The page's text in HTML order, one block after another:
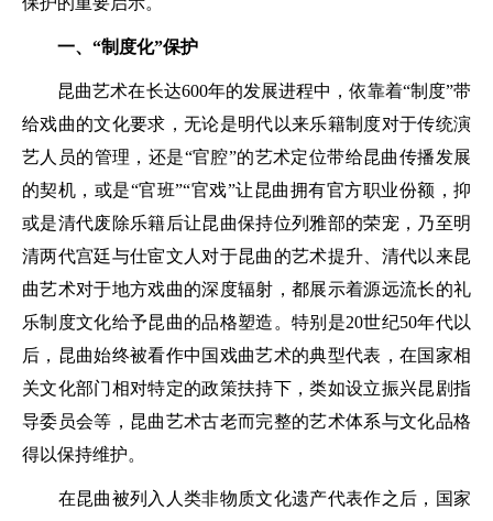
一、“制度化”保护
昆曲艺术在长达600年的发展进程中，依靠着“制度”带
给戏曲的文化要求，无论是明代以来乐籍制度对于传统演
艺人员的管理，还是“官腔”的艺术定位带给昆曲传播发展
的契机，或是“官班”“官戏”让昆曲拥有官方职业份额，抑
或是清代废除乐籍后让昆曲保持位列雅部的荣宠，乃至明
清两代宫廷与仕宦文人对于昆曲的艺术提升、清代以来昆
曲艺术对于地方戏曲的深度辐射，都展示着源远流长的礼
乐制度文化给予昆曲的品格塑造。特别是20世纪50年代以
后，昆曲始终被看作中国戏曲艺术的典型代表，在国家相
关文化部门相对特定的政策扶持下，类如设立振兴昆剧指
导委员会等，昆曲艺术古老而完整的艺术体系与文化品格
得以保持维护。
在昆曲被列入人类非物质文化遗产代表作之后，国家